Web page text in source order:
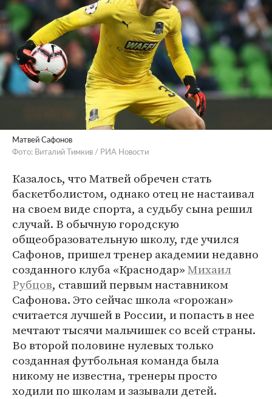
Матвей Сафонов
Фото: Виталий Тимкив / РИА Новости
Казалось, что Матвей обречен стать
баскетболистом, однако отец не настаивал
на своем виде спорта, а судьбу сына решил
случай. В обычную городскую
общеобразовательную школу, где учился
Сафонов, пришел тренер академии недавно
созданного клуба «Краснодар»Михаил
Рубцов, ставший первым наставником
Сафонова. Это сейчас школа «горожан»
считается лучшей в России, и попасть в нее
мечтают тысячи мальчишек со всей страны.
Во второй половине нулевых только
созданная футбольная команда была
никому не известна, тренеры просто
ходили по школам и зазывали детей.